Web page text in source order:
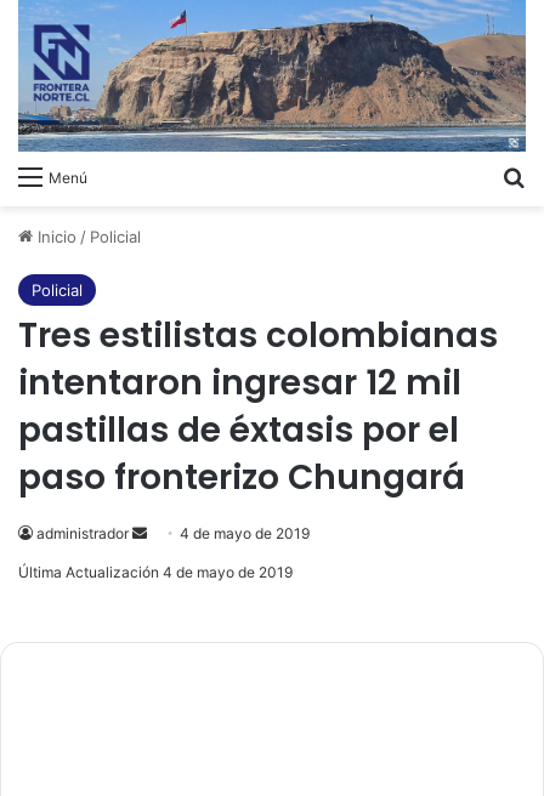
Menú
Inicio / Policial
Policial
Tres estilistas colombianas
intentaron ingresar 12 mil
pastillas de éxtasis por el
paso fronterizo Chungará
administrador
Send
an
4 de mayo de 2019
Última Actualización 4 de mayo de 2019